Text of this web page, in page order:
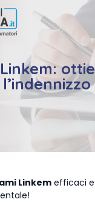
l’indennizzo
Linkemefficaci